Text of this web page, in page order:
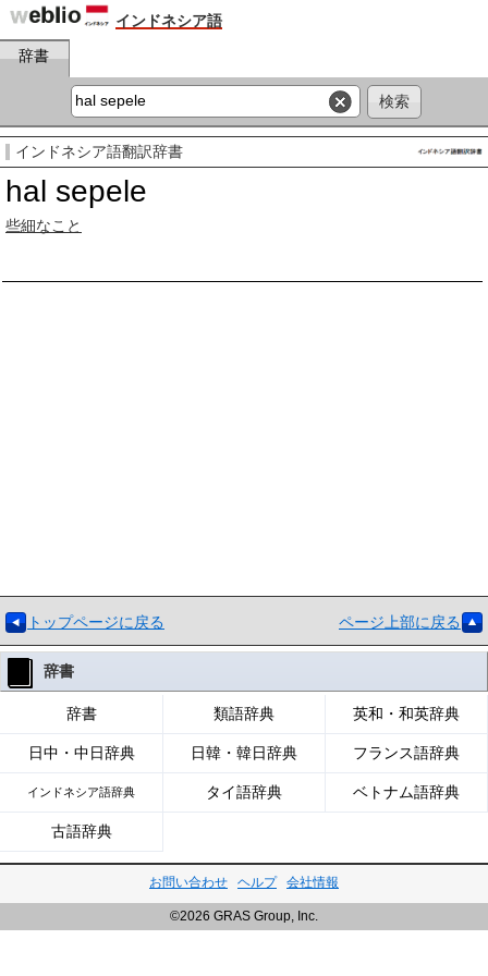
インドネシア語
辞書
インドネシア語翻訳辞書
hal sepele
些細なこと
トップページに戻る ページ上部に戻る
辞書
辞書 類語辞典 英和・和英辞典
日中・中日辞典 日韓・韓日辞典 フランス語辞典
インドネシア語辞典 タイ語辞典 ベトナム語辞典
古語辞典
お問い合わせ ヘルプ 会社情報
©2026 GRAS Group, Inc.